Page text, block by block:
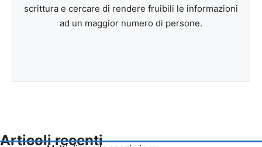
scrittura e cercare di rendere fruibili le informazioni
ad un maggior numero di persone.
Articoli recenti